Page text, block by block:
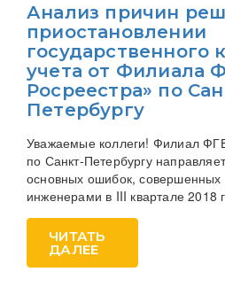
Анализ причин
приостановлении
государственного
учета от Филиала
Росреестра» по
Петербургу
Уважаемые коллеги! Филиал
по Санкт-Петербургу
основных ошибок, совершенных
инженерами в III квартале 2018
ЧИТАТЬ
ДАЛЕЕ